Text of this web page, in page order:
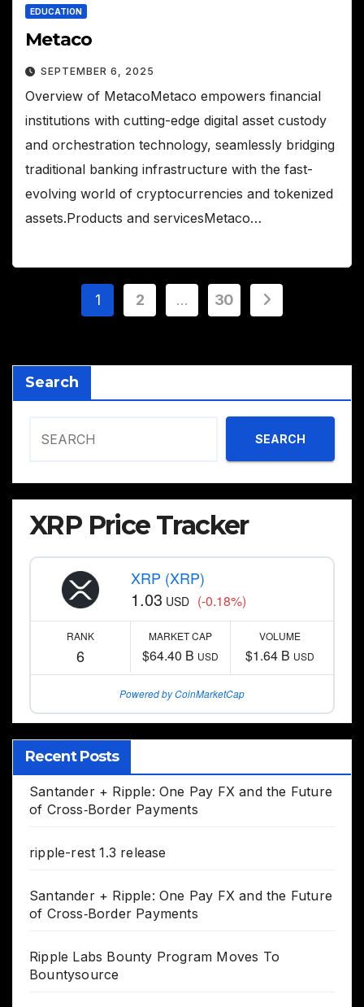
EDUCATION
Metaco
SEPTEMBER 6, 2025
Overview of MetacoMetaco empowers financial
institutions with cutting-edge digital asset custody
and orchestration technology, seamlessly bridging
traditional banking infrastructure with the fast-
evolving world of cryptocurrencies and tokenized
assets.Products and servicesMetaco…
Posts
1 2 … 30
Search
SEARCH
XRP Price Tracker
XRP (XRP)
1.03 USD (-0.18%)
RANK
6
MARKET CAP
$64.40 B USD
VOLUME
$1.64 B USD
Powered by CoinMarketCap
Recent Posts
Santander + Ripple: One Pay FX and the Future
of Cross‑Border Payments
ripple-rest 1.3 release
Santander + Ripple: One Pay FX and the Future
of Cross‑Border Payments
Ripple Labs Bounty Program Moves To
Bountysource